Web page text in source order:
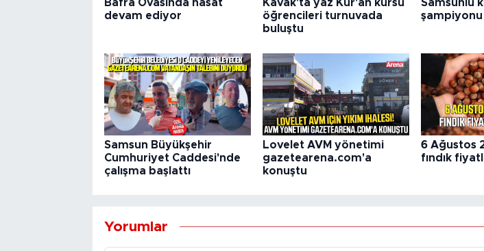
Bafra Ovasında hasat
devam ediyor
Kavak'ta yaz Kur'an kursu
öğrencileri turnuvada
buluştu
Samsunlu
Samsun Büyükşehir
Cumhuriyet Caddesi'nde
çalışma başlattı
Lovelet AVM yönetimi
gazetearena.com'a
konuştu
6 Ağustos
fındık
Yorumlar